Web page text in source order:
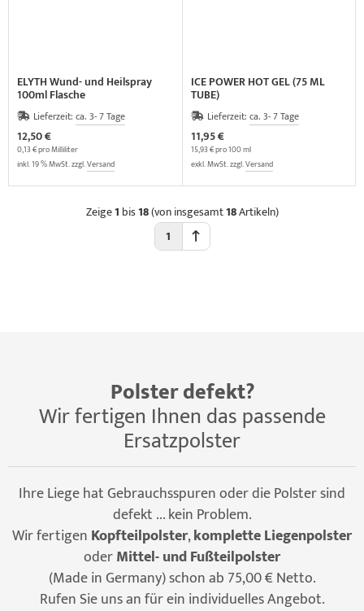
ELYTH Wund- und Heilspray
100ml Flasche
Lieferzeit: ca. 3- 7 Tage
12,50 €
0,13 € pro Milliliter
inkl. 19 % MwSt. zzgl.Versand
ICE POWER HOT GEL (75 ML
TUBE)
Lieferzeit: ca. 3- 7 Tage
11,95 €
15,93 € pro 100 ml
exkl. MwSt. zzgl.Versand
Zeige1 bis18(von insgesamt18Artikeln)
1
Polster defekt?
Wir fertigen Ihnen das passende
Ersatzpolster
Ihre Liege hat Gebrauchsspuren oder die Polster sind
defekt ... kein Problem.
Wir fertigen Kopfteilpolster,komplette Liegenpolster
oderMittel- und Fußteilpolster
(Made in Germany) schon ab 75,00 € Netto.
Rufen Sie uns an für ein individuelles Angebot.